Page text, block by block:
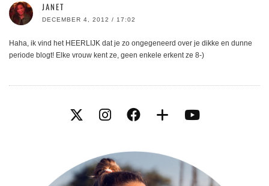
JANET
DECEMBER 4, 2012 / 17:02
Haha, ik vind het HEERLIJK dat je zo ongegeneerd over je dikke en dunne
periode blogt! Elke vrouw kent ze, geen enkele erkent ze 8-)